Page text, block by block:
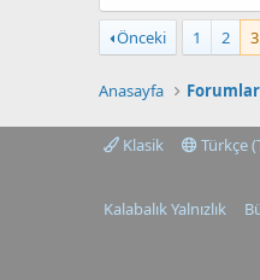
Önceki 1 2 3
Anasayfa Forumlar
Klasik Türkçe
Kalabalık Yalnızlık